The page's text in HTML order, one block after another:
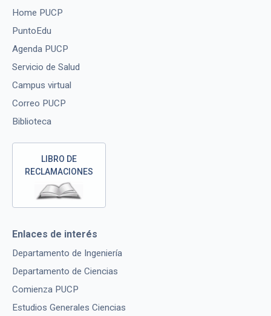
Home PUCP
PuntoEdu
Agenda PUCP
Servicio de Salud
Campus virtual
Correo PUCP
Biblioteca
LIBRO DE
RECLAMACIONES
Enlaces de interés
Departamento de Ingeniería
Departamento de Ciencias
Comienza PUCP
Estudios Generales Ciencias